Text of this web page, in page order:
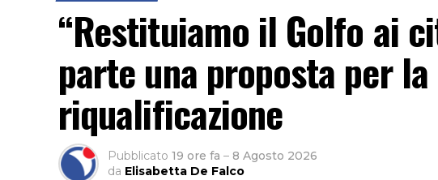
“Restituiamo il Golfo ai
parte una proposta per
riqualificazione
Pubblicato 19 ore fa – 8 Agosto 2026
da Elisabetta De Falco